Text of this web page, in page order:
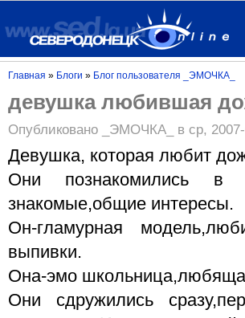
Главная » Блоги » Блог пользователя _ЭМОЧКА_
девушка любившая
Опубликовано _ЭМОЧКА_ в ср, 2007-
Девушка, которая любит
Они познакомились в
знакомые,общие интересы.
Он-гламурная
выпивки.
Она-эмо
Они сдружились